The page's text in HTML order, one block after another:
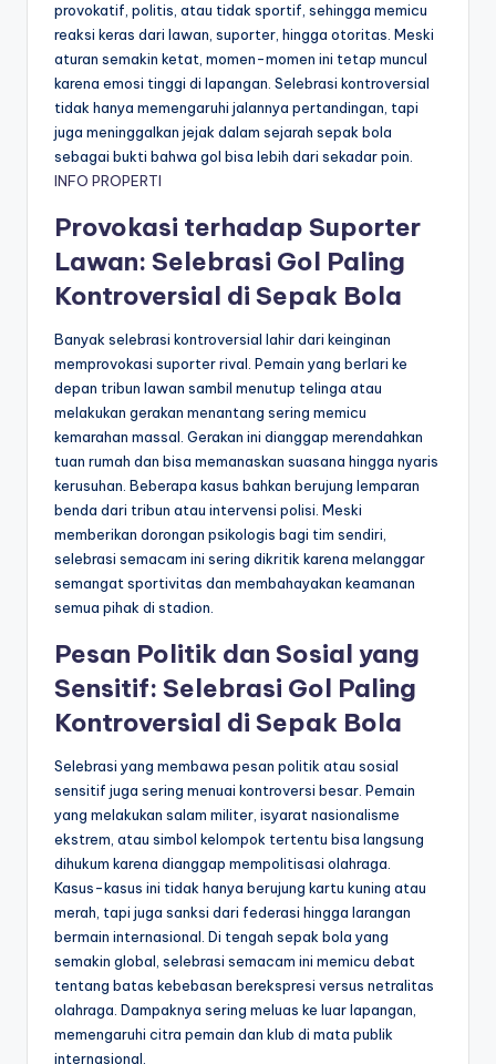
provokatif, politis, atau tidak sportif, sehingga memicu
reaksi keras dari lawan, suporter, hingga otoritas. Meski
aturan semakin ketat, momen-momen ini tetap muncul
karena emosi tinggi di lapangan. Selebrasi kontroversial
tidak hanya memengaruhi jalannya pertandingan, tapi
juga meninggalkan jejak dalam sejarah sepak bola
sebagai bukti bahwa gol bisa lebih dari sekadar poin.
INFO PROPERTI
Provokasi terhadap Suporter
Lawan: Selebrasi Gol Paling
Kontroversial di Sepak Bola
Banyak selebrasi kontroversial lahir dari keinginan
memprovokasi suporter rival. Pemain yang berlari ke
depan tribun lawan sambil menutup telinga atau
melakukan gerakan menantang sering memicu
kemarahan massal. Gerakan ini dianggap merendahkan
tuan rumah dan bisa memanaskan suasana hingga nyaris
kerusuhan. Beberapa kasus bahkan berujung lemparan
benda dari tribun atau intervensi polisi. Meski
memberikan dorongan psikologis bagi tim sendiri,
selebrasi semacam ini sering dikritik karena melanggar
semangat sportivitas dan membahayakan keamanan
semua pihak di stadion.
Pesan Politik dan Sosial yang
Sensitif: Selebrasi Gol Paling
Kontroversial di Sepak Bola
Selebrasi yang membawa pesan politik atau sosial
sensitif juga sering menuai kontroversi besar. Pemain
yang melakukan salam militer, isyarat nasionalisme
ekstrem, atau simbol kelompok tertentu bisa langsung
dihukum karena dianggap mempolitisasi olahraga.
Kasus-kasus ini tidak hanya berujung kartu kuning atau
merah, tapi juga sanksi dari federasi hingga larangan
bermain internasional. Di tengah sepak bola yang
semakin global, selebrasi semacam ini memicu debat
tentang batas kebebasan berekspresi versus netralitas
olahraga. Dampaknya sering meluas ke luar lapangan,
memengaruhi citra pemain dan klub di mata publik
internasional.